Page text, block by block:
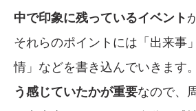
中で印象に残っているイベント
それらのポイントには「出来事
情」などを書き込んでいきます。
う感じていたかが重要なので、